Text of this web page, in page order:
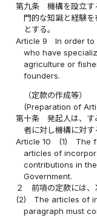
第九条
機構を設立
門的な知識と経験
とする。
Article 9
In order to
who have
agriculture or
founders.
（定款の作成等）
(Preparation of
第十条
発起人は、
者に対し機構に対す
Article 10
(1)
The
articles of
contributions in
Government.
２
前項の定款には、
(2)
The articles of
paragraph must